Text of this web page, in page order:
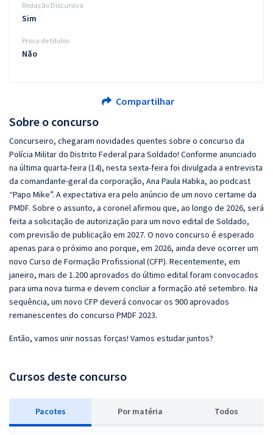
Sobre o concurso
Concurseiro, chegaram novidades quentes sobre o concurso da
Polícia Militar do Distrito Federal para Soldado! Conforme anunciado
na última quarta-feira (14), nesta sexta-feira foi divulgada a entrevista
da comandante-geral da corporação, Ana Paula Habka, ao podcast
“Papo Mike”. A expectativa era pelo anúncio de um novo certame da
PMDF. Sobre o assunto, a coronel afirmou que, ao longo de 2026, será
feita a solicitação de autorização para um novo edital de Soldado,
com previsão de publicação em 2027. O novo concurso é esperado
apenas para o próximo ano porque, em 2026, ainda deve ocorrer um
novo Curso de Formação Profissional (CFP). Recentemente, em
janeiro, mais de 1.200 aprovados do último edital foram convocados
para uma nova turma e devem concluir a formação até setembro. Na
sequência, um novo CFP deverá convocar os 900 aprovados
remanescentes do concurso PMDF 2023.
Então, vamos unir nossas forças! Vamos estudar juntos?
Cursos deste concurso
Pacotes Por matéria Todos
Redação Discursiva
Sim
Prova de títulos
Não
Compartilhar